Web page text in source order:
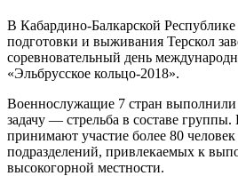
В Кабардино-Балкарской
подготовки и выживания Терскол
соревновательный день
«Эльбрусское кольцо-2018».
Военнослужащие 7 стран
задачу — стрельба в составе
принимают участие более 80 человек
подразделений, привлекаемых к
высокогорной местности.